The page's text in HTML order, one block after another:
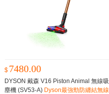
$ 7480.00
DYSON 戴森 V16 Piston Animal 無線吸
塵機 (SV53-A) Dyson最強勁防纏結無線